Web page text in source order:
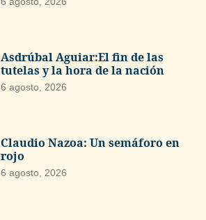
Asdrúbal Aguiar:El fin de las
tutelas y la hora de la nación
6 agosto, 2026
Claudio Nazoa: Un semáforo en
rojo
6 agosto, 2026